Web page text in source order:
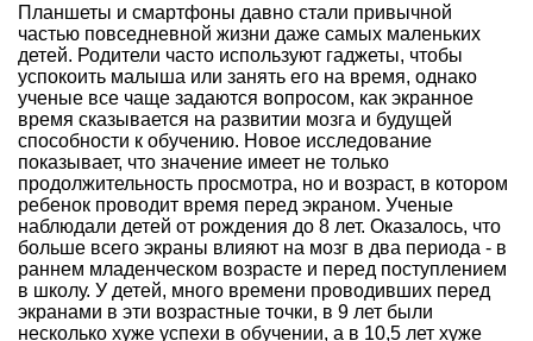
Планшеты и смартфоны давно стали привычной
частью повседневной жизни даже самых маленьких
детей. Родители часто используют гаджеты, чтобы
успокоить малыша или занять его на время, однако
ученые все чаще задаются вопросом, как экранное
время сказывается на развитии мозга и будущей
способности к обучению. Новое исследование
показывает, что значение имеет не только
продолжительность просмотра, но и возраст, в котором
ребенок проводит время перед экраном. Ученые
наблюдали детей от рождения до 8 лет. Оказалось, что
больше всего экраны влияют на мозг в два периода - в
раннем младенческом возрасте и перед поступлением
в школу. У детей, много времени проводивших перед
экранами в эти возрастные точки, в 9 лет были
несколько хуже успехи в обучении, а в 10,5 лет хуже